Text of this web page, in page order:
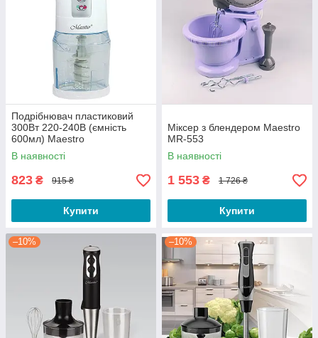
Подрібнювач пластиковий
300Вт 220-240В (ємність
600мл) Maestro
В наявності
823 ₴ 915 ₴
Купити
Міксер з блендером Maestro
MR-553
В наявності
1 553 ₴ 1 726 ₴
Купити
–10% –10%